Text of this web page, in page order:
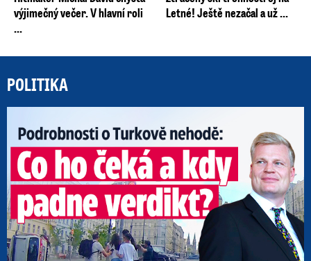
výjimečný večer. V hlavní roli
...
Letné! Ještě nezačal a už ...
POLITIKA